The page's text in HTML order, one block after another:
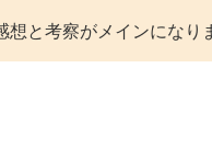
想と考察がメインになり